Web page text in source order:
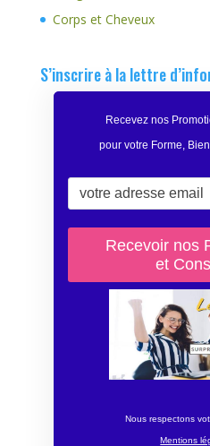
Corps et Cheveux
S’inscrire à la lettre
Recevez nos
pour votre Forme,
Nous respectons
Mentions